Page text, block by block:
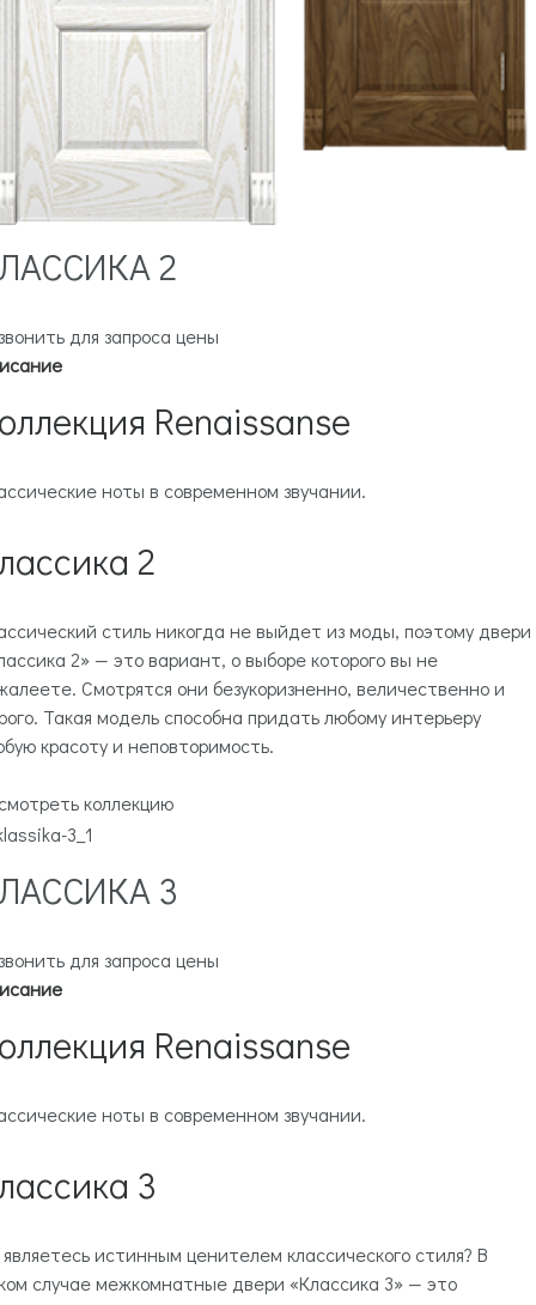
2
для запроса цены
Renaissanse
ноты в современном звучании.
2
стиль никогда не выйдет из моды, поэтому двери
2» — это вариант, о выборе которого вы не
Смотрятся они безукоризненно, величественно и
Такая модель способна придать любому интерьеру
красоту и неповторимость.
коллекцию
3
для запроса цены
Renaissanse
ноты в современном звучании.
3
истинным ценителем классического стиля? В
случае межкомнатные двери «Классика 3» — это